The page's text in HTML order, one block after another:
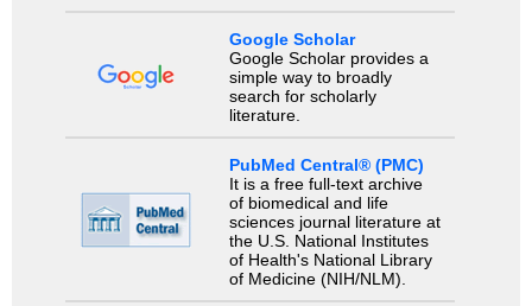
Google Scholar
Google Scholar provides a
simple way to broadly
search for scholarly
literature.
PubMed Central® (PMC)
It is a free full-text archive
of biomedical and life
sciences journal literature at
the U.S. National Institutes
of Health's National Library
of Medicine (NIH/NLM).